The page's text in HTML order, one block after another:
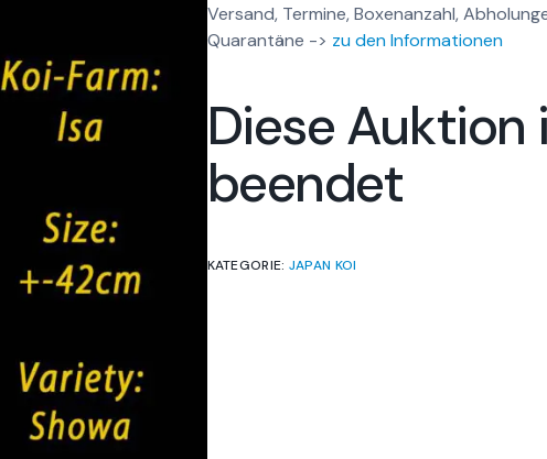
Versand, Termine, Boxenanzahl,
Quarantäne -> zu den Informationen
Diese Auktion
beendet
KATEGORIE: JAPAN KOI